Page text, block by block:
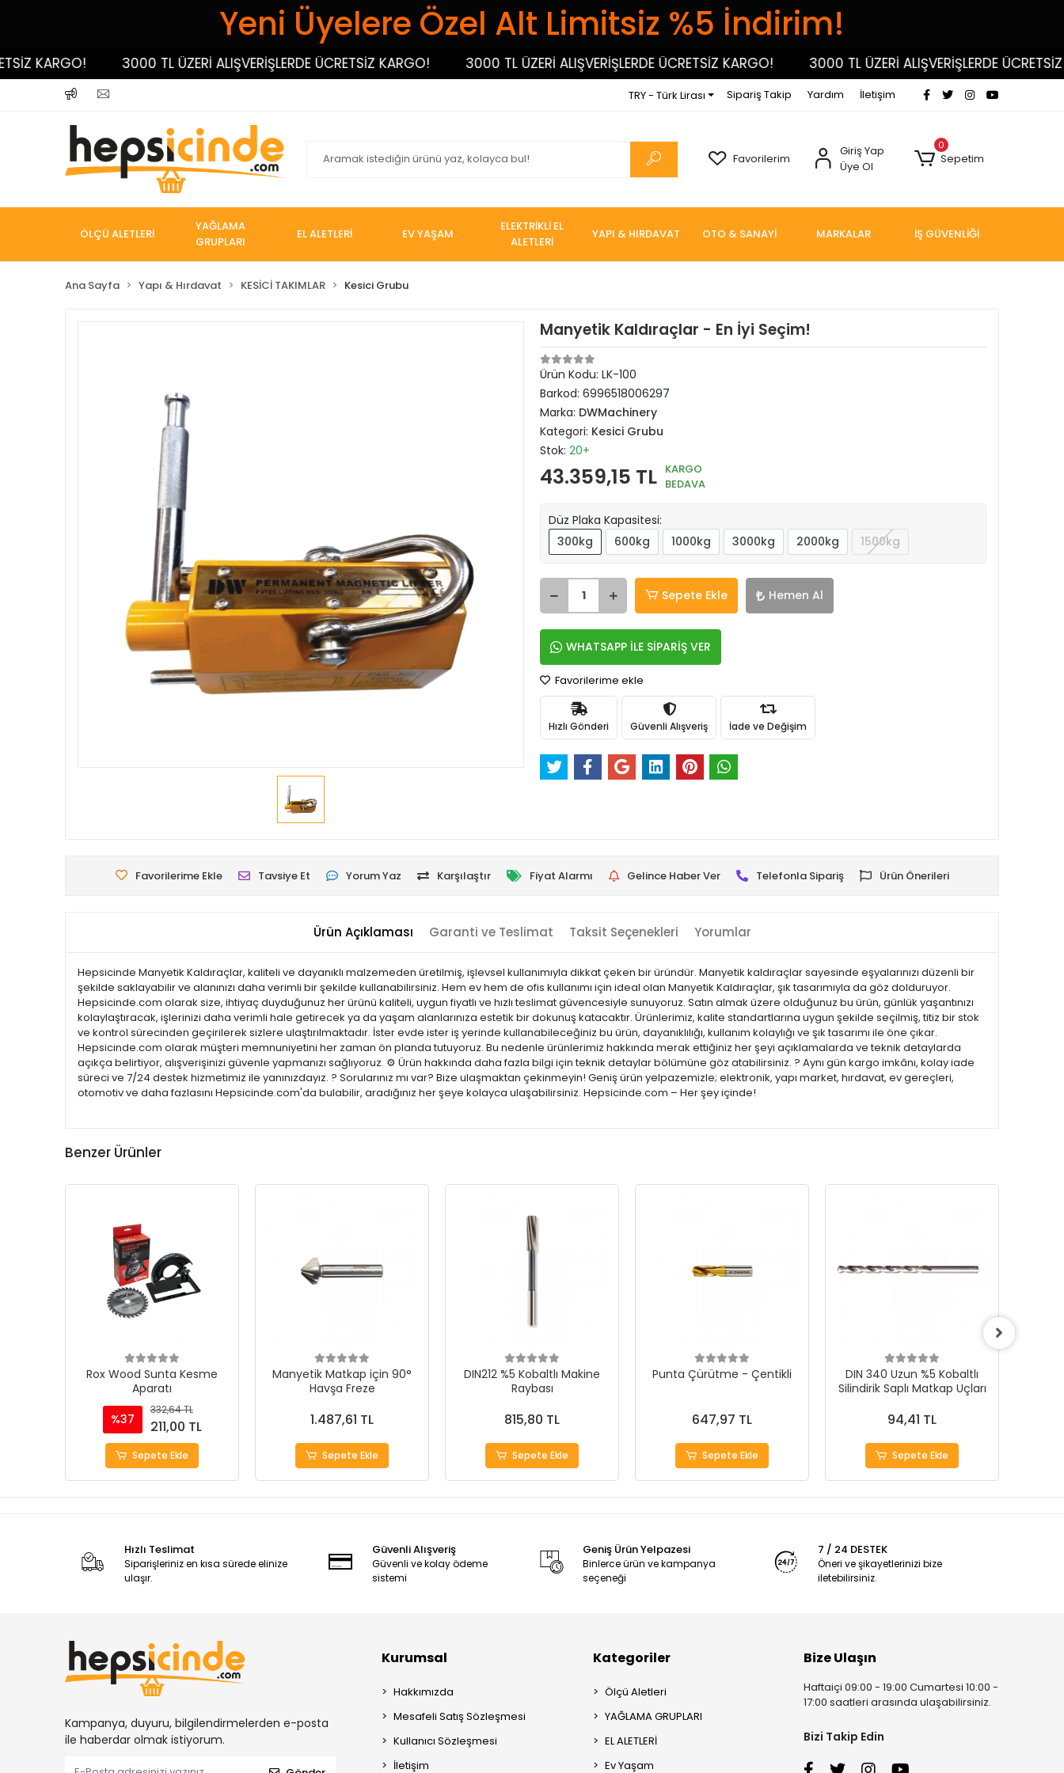
Yeni Üyelere Özel Alt Limitsiz %5 İndirim!
KARGO! 3000 TL ÜZERİ ALIŞVERİŞLERDE ÜCRETSİZ KARGO! 3000 TL ÜZERİ ALIŞVERİŞLERDE ÜCRETSİZ KARGO! 3000 TL ÜZERİ ALIŞVERİŞLERDE ÜCRETSİZ
TRY - Türk Lirası Sipariş Takip Yardım İletişim
Favorilerim
Giriş Yap
Üye Ol
0
Sepetim
ÖLÇÜ ALETLERİ
YAĞLAMA
GRUPLARI
EL ALETLERİ EV YAŞAM
ELEKTRİKLİ EL
ALETLERİ
YAPI & HIRDAVAT OTO & SANAYİ MARKALAR İŞ GÜVENLİĞİ
Ana Sayfa Yapı & Hırdavat KESİCİ TAKIMLAR Kesici Grubu
Manyetik Kaldıraçlar - En İyi Seçim!
Ürün Kodu: LK-100
Barkod: 6996518006297
Marka: DWMachinery
Kategori: Kesici Grubu
Stok: 20+
43.359,15 TL KARGO
BEDAVA
Düz Plaka Kapasitesi:
300kg
600kg 1000kg 3000kg 2000kg 1500kg
Sepete Ekle Hemen Al
WHATSAPP İLE SİPARİŞ VER
Favorilerime ekle
Hızlı Gönderi Güvenli Alışveriş İade ve Değişim
Favorilerime Ekle Tavsiye Et Yorum Yaz Karşılaştır Fiyat Alarmı Gelince Haber Ver Telefonla Sipariş Ürün Önerileri
Ürün Açıklaması Garanti ve Teslimat Taksit Seçenekleri Yorumlar
Hepsicinde Manyetik Kaldıraçlar, kaliteli ve dayanıklı malzemeden üretilmiş, işlevsel kullanımıyla dikkat çeken bir üründür. Manyetik kaldıraçlar sayesinde eşyalarınızı düzenli bir
şekilde saklayabilir ve alanınızı daha verimli bir şekilde kullanabilirsiniz. Hem ev hem de ofis kullanımı için ideal olan Manyetik Kaldıraçlar, şık tasarımıyla da göz dolduruyor.
Hepsicinde.com olarak size, ihtiyaç duyduğunuz her ürünü kaliteli, uygun fiyatlı ve hızlı teslimat güvencesiyle sunuyoruz. Satın almak üzere olduğunuz bu ürün, günlük yaşantınızı
kolaylaştıracak, işlerinizi daha verimli hale getirecek ya da yaşam alanlarınıza estetik bir dokunuş katacaktır. Ürünlerimiz, kalite standartlarına uygun şekilde seçilmiş, titiz bir stok
ve kontrol sürecinden geçirilerek sizlere ulaştırılmaktadır. İster evde ister iş yerinde kullanabileceğiniz bu ürün, dayanıklılığı, kullanım kolaylığı ve şık tasarımı ile öne çıkar.
Hepsicinde.com olarak müşteri memnuniyetini her zaman ön planda tutuyoruz. Bu nedenle ürünlerimiz hakkında merak ettiğiniz her şeyi açıklamalarda ve teknik detaylarda
açıkça belirtiyor, alışverişinizi güvenle yapmanızı sağlıyoruz. ⚙️ Ürün hakkında daha fazla bilgi için teknik detaylar bölümüne göz atabilirsiniz. ? Aynı gün kargo imkânı, kolay iade
süreci ve 7/24 destek hizmetimiz ile yanınızdayız. ? Sorularınız mı var? Bize ulaşmaktan çekinmeyin! Geniş ürün yelpazemizle; elektronik, yapı market, hırdavat, ev gereçleri,
otomotiv ve daha fazlasını Hepsicinde.com'da bulabilir, aradığınız her şeye kolayca ulaşabilirsiniz. Hepsicinde.com – Her şey içinde!
Benzer Ürünler
Rox Wood Sunta Kesme
Aparatı
%37
332,64 TL
211,00 TL
Sepete Ekle
Manyetik Matkap için 90°
Havşa Freze
1.487,61 TL
Sepete Ekle
DIN212 %5 Kobaltlı Makine
Raybası
815,80 TL
Sepete Ekle
Punta Çürütme - Çentikli
647,97 TL
Sepete Ekle
DIN 340 Uzun %5 Kobaltlı
Silindirik Saplı Matkap Uçları
94,41 TL
Sepete Ekle
Hızlı Teslimat
Siparişleriniz en kısa sürede elinize
ulaşır.
Güvenli Alışveriş
Güvenli ve kolay ödeme
sistemi
Geniş Ürün Yelpazesi
Binlerce ürün ve kampanya
seçeneği
7 / 24 DESTEK
Öneri ve şikayetlerinizi bize
iletebilirsiniz.
Kampanya, duyuru, bilgilendirmelerden e-posta
ile haberdar olmak istiyorum.
Kurumsal
Hakkımızda
Mesafeli Satış Sözleşmesi
Kullanıcı Sözleşmesi
İletişim
Kategoriler
Ölçü Aletleri
YAĞLAMA GRUPLARI
EL ALETLERİ
Ev Yaşam
Bize Ulaşın
Haftaiçi 09:00 - 19:00 Cumartesi 10:00 -
17:00 saatleri arasında ulaşabilirsiniz.
Bizi Takip Edin